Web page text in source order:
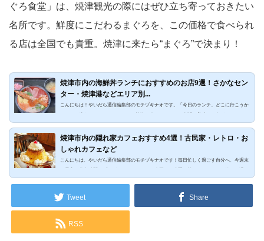
ぐろ食堂」は、焼津観光の際にはぜひ立ち寄っておきたい
名所です。鮮度にこだわるまぐろを、この価格で食べられ
る店は全国でも貴重。焼津に来たら“まぐろ”で決まり！
焼津市内の海鮮丼ランチにおすすめのお店9選！さかなセン
ター・焼津港などエリア別...
こんにちは！やいだら通信編集部のモチヅキナオです。「今日のランチ、どこに行こうか
な？」と迷うことはありませんか？焼津に住んでいると、身近に美味しい魚がありすぎ
て、逆にお店選びに悩んでしまう贅沢な悩みもありますよね。そこで今回は、地元住民が
普段使いからおもてなしまで活用できる、エリア別の海鮮丼ランチ9選をまとめました。
津さかなセンター」エリアからご紹介します。観光客向けと思われがちですが、実は地元
民も納得のクオリティ...
焼津市内の隠れ家カフェおすすめ4選！古民家・レトロ・お
しゃれカフェなど
こんにちは、やいだら通信編集部のモチヅキナオです！毎日忙しく過ごす自分へ、今週末
は最高の休息時間をプレゼントしませんか？今回は、喧騒を離れてゆっくりと静かに過ご
せる、焼津の「とっておきの隠れ家カフェ」をご紹介します。自分へのご褒美に、美味し
焼津市観光協会2025年3月にオープンした「古民家かふぇ＆ダイニングやいづ」は、築100
年以上の歴史を誇る建物を活かした、情緒あふれる空間が魅力のお店。JR焼津駅南口から
徒歩７分と、アク...
Tweet Share
RSS